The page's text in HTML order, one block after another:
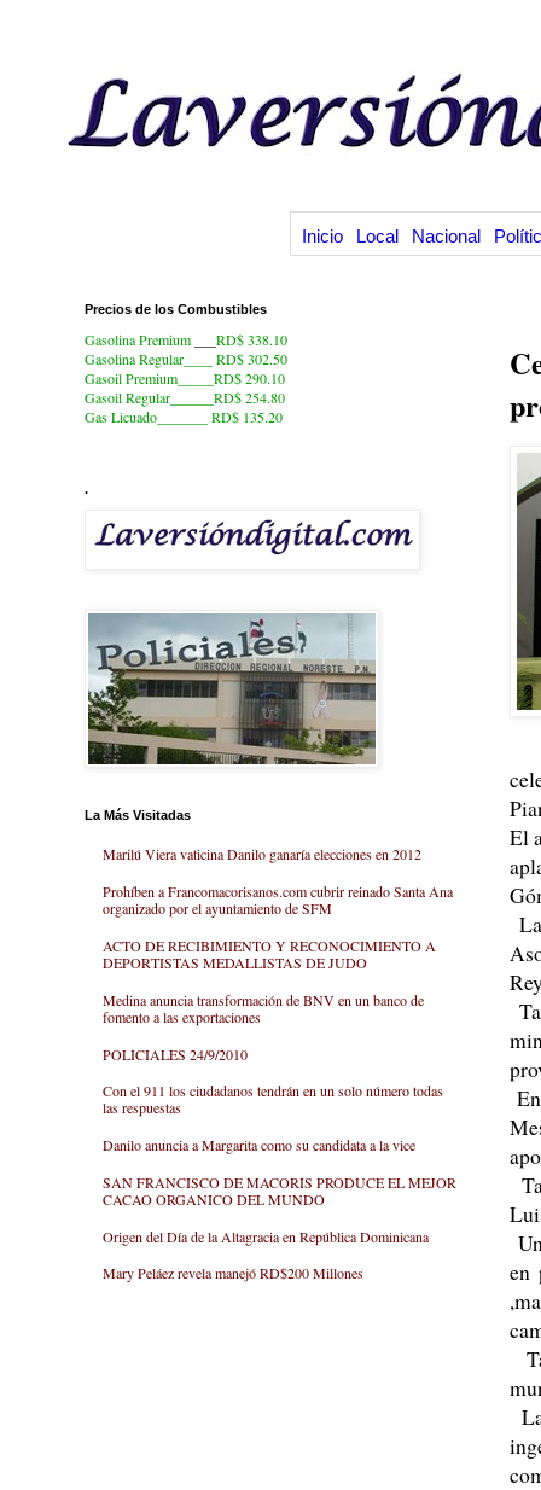
Inicio Local Nacional
El
en
Precios de los Combustibles
Gasolina Premium
RD$ 338.10
Gasolina Regular____ RD$ 302.50
Gasoil Premium_____RD$ 290.10
Gasoil Regular______RD$ 254.80
Gas Licuado_______
RD$ 135.20
.
La Más Visitadas
Marilú Viera vaticina Danilo ganaría elecciones en 2012
Prohíben a Francomacorisanos.com cubrir reinado Santa Ana
organizado por el ayuntamiento de SFM
ACTO DE RECIBIMIENTO Y RECONOCIMIENTO A
DEPORTISTAS MEDALLISTAS DE JUDO
Medina anuncia transformación de BNV en un banco de
fomento a las exportaciones
POLICIALES 24/9/2010
Con el 911 los ciudadanos tendrán en un solo número todas
las respuestas
Danilo anuncia a Margarita como su candidata a la vice
SAN FRANCISCO DE MACORIS PRODUCE EL MEJOR
CACAO ORGANICO DEL MUNDO
Origen del Día de la Altagracia en República Dominicana
Mary Peláez revela manejó RD$200 Millones